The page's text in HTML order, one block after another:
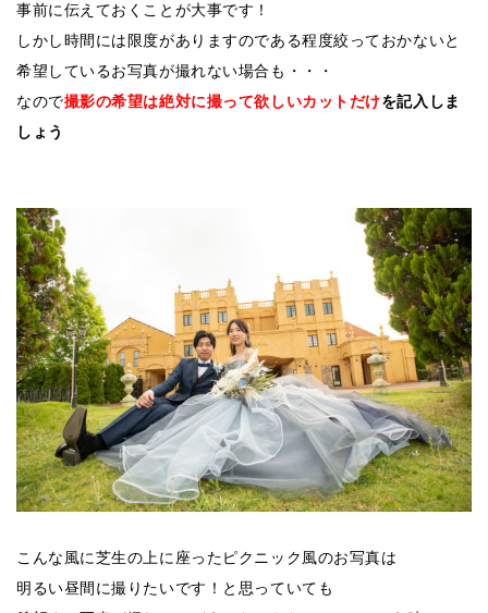
事前に伝えておくことが大事です！
しかし時間には限度がありますのである程度絞っておかないと
希望しているお写真が撮れない場合も・・・
なので撮影の希望は絶対に撮って欲しいカットだけを記入しま
しょう
こんな風に芝生の上に座ったピクニック風のお写真は
明るい昼間に撮りたいです！と思っていても